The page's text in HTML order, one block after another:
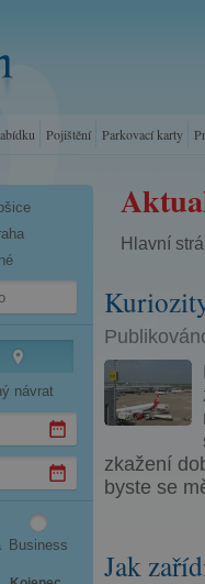
Pojištění Parkovací karty
návrat
Business
Hlavní
zkažení
byste se
Jak